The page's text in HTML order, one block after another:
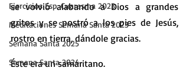
Ejercicios Esp. Cuaresma 2023
Meditaciones Semana Santa 2023
Semana Santa 2025
Semana Santa 2024
se volvió alabando a Dios a grandes
gritos y se postró a los pies de Jesús,
rostro en tierra, dándole gracias.
Éste era un samaritano.